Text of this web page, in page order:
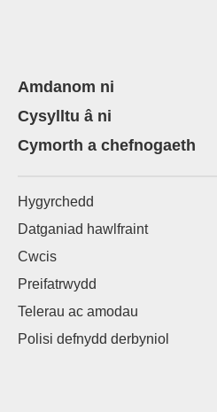
Amdanom ni
Cysylltu â ni
Cymorth a chefnogaeth
Hygyrchedd
Datganiad hawlfraint
Cwcis
Preifatrwydd
Telerau ac amodau
Polisi defnydd derbyniol